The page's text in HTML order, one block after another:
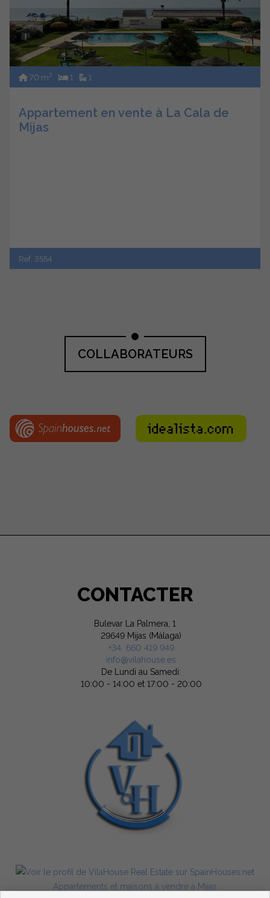
70 m2 1 1
Appartement en vente à La Cala de
Mijas
Ref. 3554
COLLABORATEURS
CONTACTER
Bulevar La Palmera, 1
29649 Mijas (Málaga)
+34 660 419 949
info@vilahouse.es
De Lundi au Samedi:
10:00 - 14:00 et 17:00 - 20:00
Appartements et maisons à vendre à Mijas